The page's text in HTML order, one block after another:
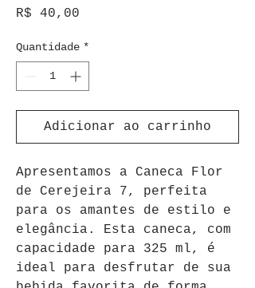
R$ 40,00
Quantidade *
Adicionar ao carrinho
Apresentamos a Caneca Flor
de Cerejeira 7, perfeita
para os amantes de estilo e
elegância. Esta caneca, com
capacidade para 325 ml, é
ideal para desfrutar de sua